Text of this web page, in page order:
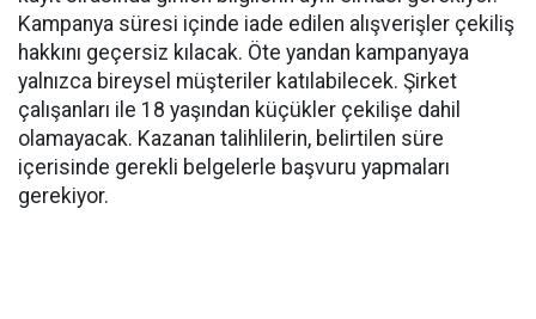
Kampanya süresi içinde iade edilen alışverişler çekiliş
hakkını geçersiz kılacak. Öte yandan kampanyaya
yalnızca bireysel müşteriler katılabilecek. Şirket
çalışanları ile 18 yaşından küçükler çekilişe dahil
olamayacak. Kazanan talihlilerin, belirtilen süre
içerisinde gerekli belgelerle başvuru yapmaları
gerekiyor.